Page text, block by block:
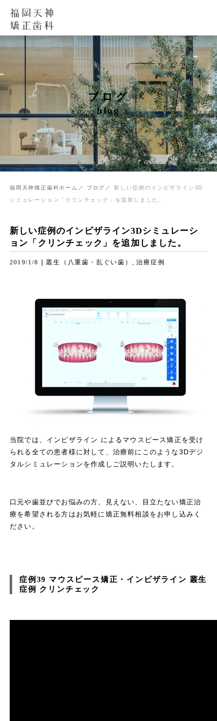
ブログ
blog
福岡天神矯正歯科ホーム ブログ 新しい症例のインビザライン3D
シミュレーション「クリンチェック」を追加しました。
新しい症例のインビザライン3Dシミュレーシ
ョン「クリンチェック」を追加しました。
2019/1/8 |叢生（八重歯・乱ぐい歯） 治療症例
当院では、インビザライン によるマウスピース矯正を受け
られる全ての患者様に対して、治療前にこのような3Dデジ
タルシミュレーションを作成しご説明いたします。
口元や歯並びでお悩みの方、見えない、目立たない矯正治
療を希望される方はお気軽に矯正無料相談をお申し込みく
ださい。
症例39 マウスピース矯正・インビザライン 叢生
症例 クリンチェック